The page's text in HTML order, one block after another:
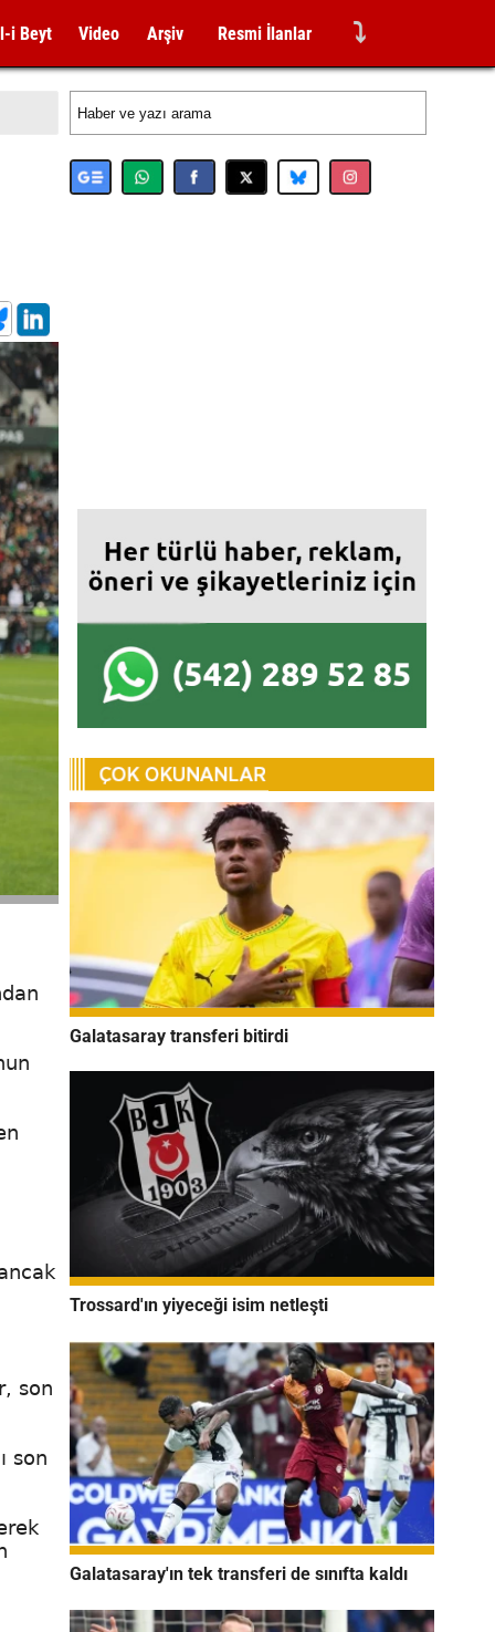
i Beyt Video Arşiv Resmi İlanlar ⤵
son
son
Galatasaray transferi bitirdi
Trossard'ın yiyeceği isim netleşti
Galatasaray'ın tek transferi de sınıfta kaldı